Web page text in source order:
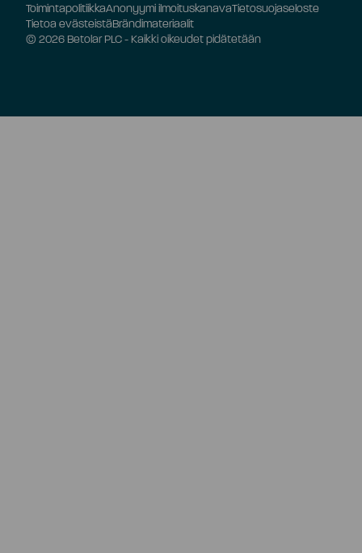
© 2026 Betolar PLC - Kaikki oikeudet pidätetään
ToimintapolitiikkaAnonyymi ilmoituskanavaTietosuojaseloste
Tietoa evästeistäBrändimateriaalit